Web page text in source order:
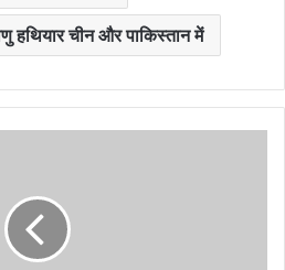
हथियार चीन और पाकिस्तान में